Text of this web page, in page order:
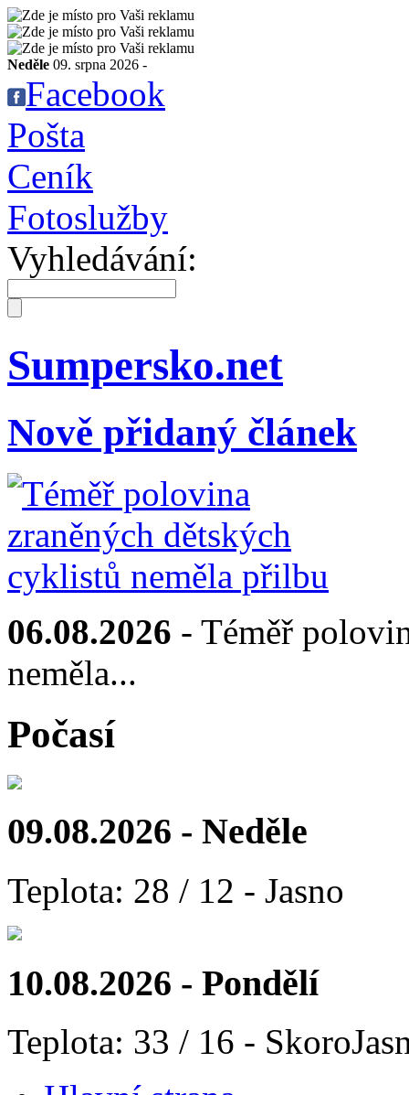
Neděle 09. srpna 2026 -
Facebook
Pošta
Ceník
Fotoslužby
Vyhledávání:
Sumpersko.net
Nově přidaný článek
06.08.2026 - Téměř
neměla...
Počasí
09.08.2026 - Neděle
Teplota: 28 / 12 - Jasno
10.08.2026 - Pondělí
Teplota: 33 / 16 -